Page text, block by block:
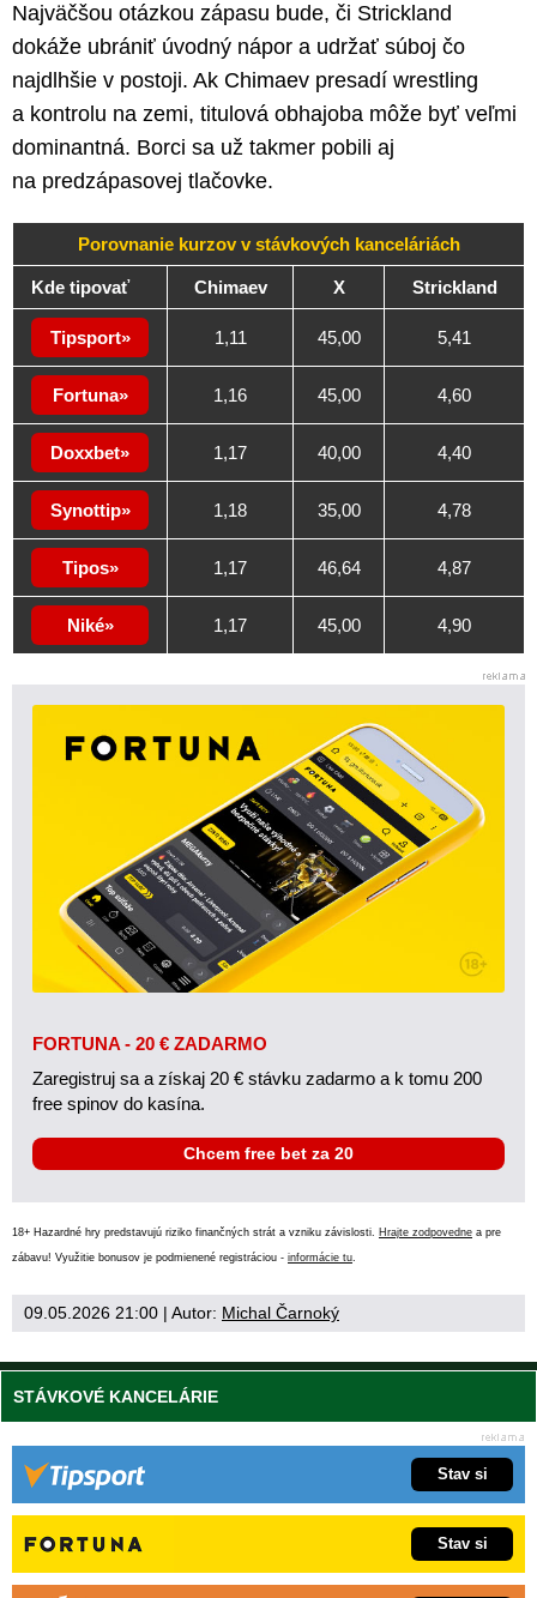
Najväčšou otázkou zápasu bude, či Strickland
dokáže ubrániť úvodný nápor a udržať súboj čo
najdlhšie v postoji. Ak Chimaev presadí wrestling
a kontrolu na zemi, titulová obhajoba môže byť veľmi
dominantná. Borci sa už takmer pobili aj
na predzápasovej tlačovke.
Porovnanie kurzov v stávkových kanceláriách
Kde tipovať Chimaev X Strickland
Tipsport 1,11 45,00 5,41
Fortuna 1,16 45,00 4,60
Doxxbet 1,17 40,00 4,40
Synottip 1,18 35,00 4,78
Tipos 1,17 46,64 4,87
Niké 1,17 45,00 4,90
FORTUNA - 20 € ZADARMO
Zaregistruj sa a získaj 20 € stávku zadarmo a k tomu 200
free spinov do kasína.
Chcem free bet za 20
18+ Hazardné hry predstavujú riziko finančných strát a vzniku závislosti. Hrajte zodpovedne a pre
zábavu! Využitie bonusov je podmienené registráciou - informácie tu.
09.05.2026 21:00 | Autor: Michal Čarnoký
STÁVKOVÉ KANCELÁRIE
Stav si
Stav si